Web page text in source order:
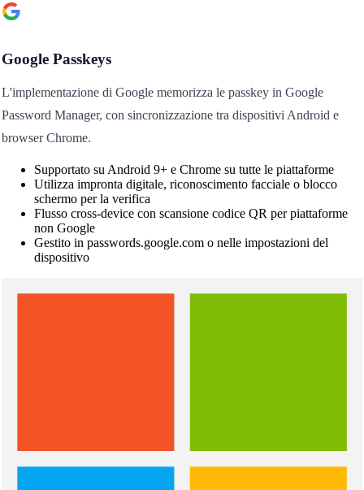
Google Passkeys
L'implementazione di Google memorizza le passkey in Google
Password Manager, con sincronizzazione tra dispositivi Android e
browser Chrome.
Supportato su Android 9+ e Chrome su tutte le piattaforme
Utilizza impronta digitale, riconoscimento facciale o blocco
schermo per la verifica
Flusso cross-device con scansione codice QR per piattaforme
non Google
Gestito in passwords.google.com o nelle impostazioni del
dispositivo